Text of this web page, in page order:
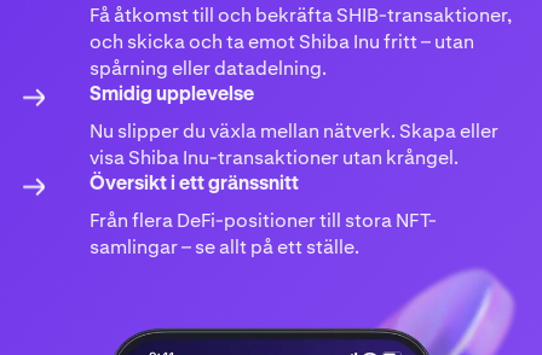
Få åtkomst till och bekräfta SHIB-transaktioner,
och skicka och ta emot Shiba Inu fritt – utan
spårning eller datadelning.
Smidig upplevelse
Nu slipper du växla mellan nätverk. Skapa eller
visa Shiba Inu-transaktioner utan krångel.
Översikt i ett gränssnitt
Från flera DeFi-positioner till stora NFT-
samlingar – se allt på ett ställe.